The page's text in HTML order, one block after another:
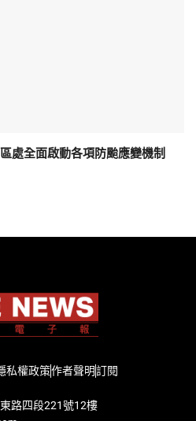
處全面啟動各項防颱應變機制
私權政策作者聲明訂閱
路四段221號12樓